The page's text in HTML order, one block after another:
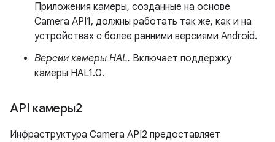
Приложения камеры, созданные на основе
Camera API1, должны работать так же, как и на
устройствах с более ранними версиями Android.
Версии камеры HAL. Включает поддержку
камеры HAL1.0.
API камеры2
Инфраструктура Camera API2 предоставляет